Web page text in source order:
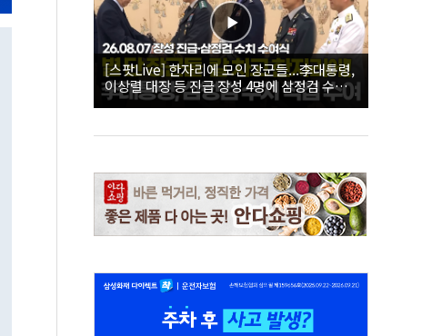
[스팟Live] 한자리에 모인 장군들...李대통령,
이상렬 대장 등 진급 장성 4명에 삼정검 수치
직접 수여｜26.08.07 장성 진급·삼정검 수치